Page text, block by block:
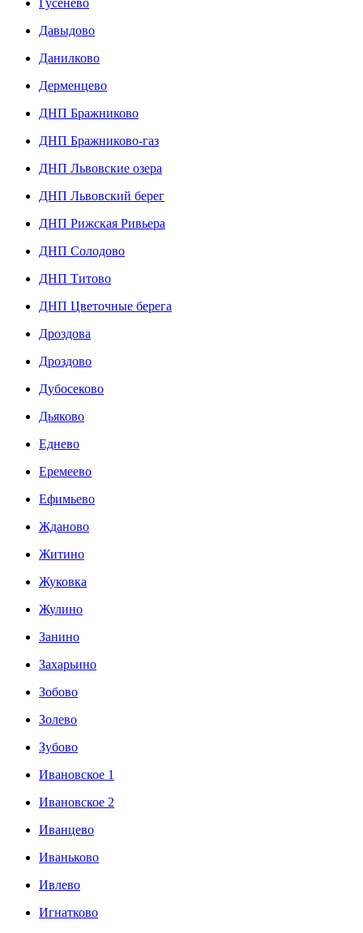
Гусенево
Давыдово
Данилково
Дерменцево
ДНП Бражниково
ДНП Бражниково-газ
ДНП Львовские озера
ДНП Львовский берег
ДНП Рижская Ривьера
ДНП Солодово
ДНП Титово
ДНП Цветочные берега
Дроздова
Дроздово
Дубосеково
Дьяково
Еднево
Еремеево
Ефимьево
Жданово
Житино
Жуковка
Жулино
Занино
Захарьино
Зобово
Золево
Зубово
Ивановское 1
Ивановское 2
Иванцево
Иваньково
Ивлево
Игнатково